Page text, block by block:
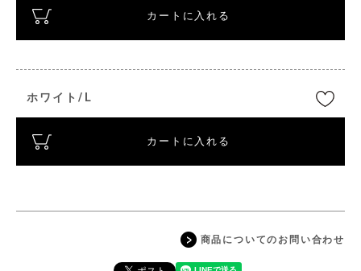
カートに入れる
ホワイト/L
カートに入れる
商品についてのお問い合わせ